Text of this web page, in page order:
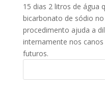
15 dias 2 litros de água
bicarbonato de sódio
procedimento ajuda a
internamente nos
futuros.